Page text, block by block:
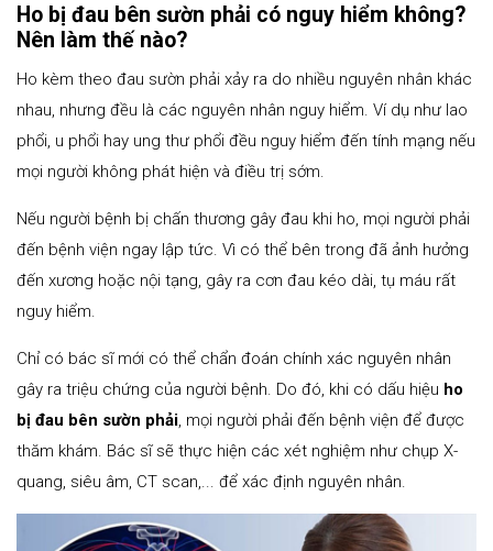
Ho bị đau bên sườn phải có nguy hiểm không?
Nên làm thế nào?
Ho kèm theo đau sườn phải xảy ra do nhiều nguyên nhân khác
nhau, nhưng đều là các nguyên nhân nguy hiểm. Ví dụ như lao
phổi, u phổi hay ung thư phổi đều nguy hiểm đến tính mạng nếu
mọi người không phát hiện và điều trị sớm.
Nếu người bệnh bị chấn thương gây đau khi ho, mọi người phải
đến bệnh viện ngay lập tức. Vì có thể bên trong đã ảnh hưởng
đến xương hoặc nội tạng, gây ra cơn đau kéo dài, tụ máu rất
nguy hiểm.
Chỉ có bác sĩ mới có thể chẩn đoán chính xác nguyên nhân
gây ra triệu chứng của người bệnh. Do đó, khi có dấu hiệu ho
bị đau bên sườn phải, mọi người phải đến bệnh viện để được
thăm khám. Bác sĩ sẽ thực hiện các xét nghiệm như chụp X-
quang, siêu âm, CT scan,... để xác định nguyên nhân.